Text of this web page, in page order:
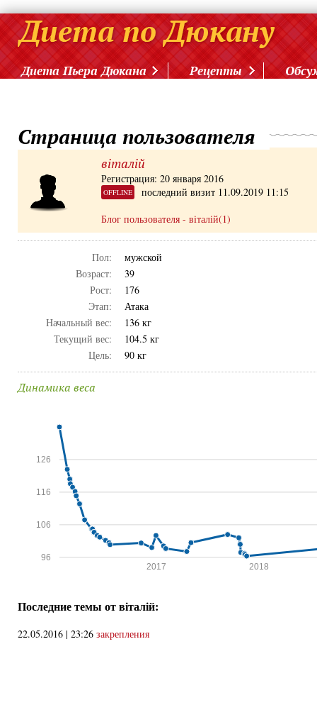
Диета Пьера Дюкана Рецепты
Страница пользователя
віталій
Регистрация: 20 января 2016
OFFLINE
последний визит 11.09.2019 11:15
Блог пользователя - віталій(1)
Пол:
мужской
Возраст:
39
Рост:
176
Этап:
Атака
Начальный вес:
136 кг
Текущий вес:
104.5 кг
Цель:
90 кг
Динамика веса
96
106
116
126
2018
2017
Последние темы от віталій:
22.05.2016 | 23:26 закрепления